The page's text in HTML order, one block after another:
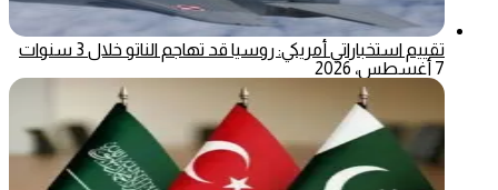
تقييم استخباراتي أمريكي: روسيا قد تهاجم الناتو خلال 3 سنوات
7 أغسطس، 2026